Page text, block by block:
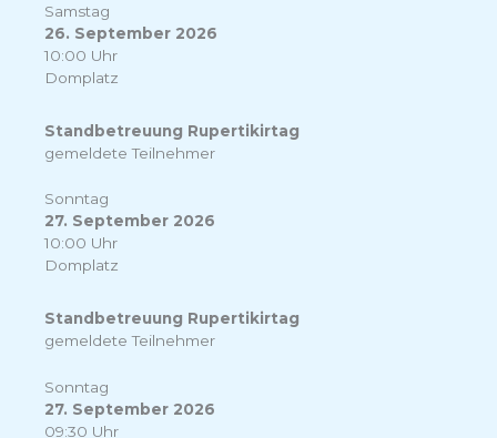
Samstag
26. September 2026
10:00 Uhr
Domplatz
Standbetreuung Rupertikirtag
gemeldete Teilnehmer
Sonntag
27. September 2026
10:00 Uhr
Domplatz
Standbetreuung Rupertikirtag
gemeldete Teilnehmer
Sonntag
27. September 2026
09:30 Uhr